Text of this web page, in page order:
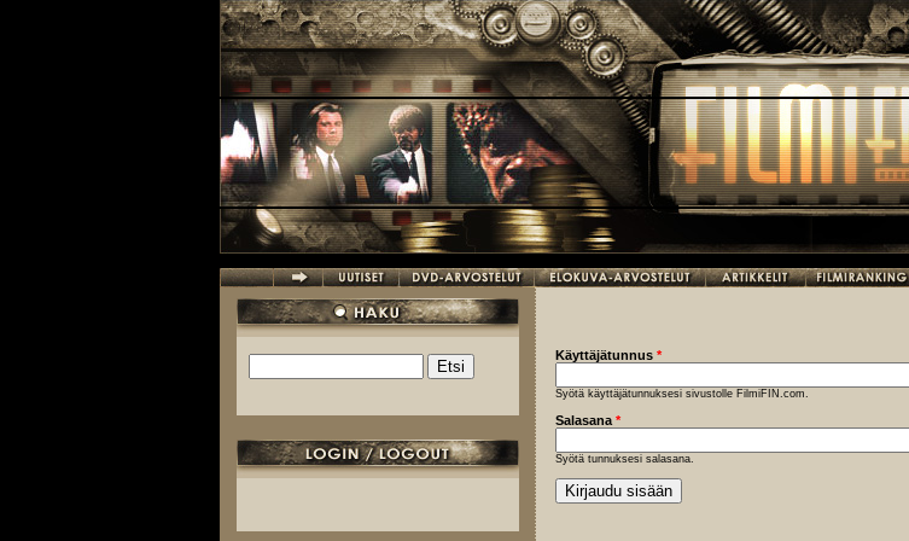
Hakulomake
Käyttäjätunnus *
Syötä käyttäjätunnuksesi sivustolle FilmiFIN.com.
Salasana *
Syötä tunnuksesi salasana.